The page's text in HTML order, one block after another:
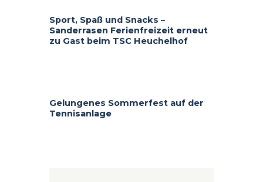
Sport, Spaß und Snacks –
Sanderrasen Ferienfreizeit erneut
zu Gast beim TSC Heuchelhof
Gelungenes Sommerfest auf der
Tennisanlage